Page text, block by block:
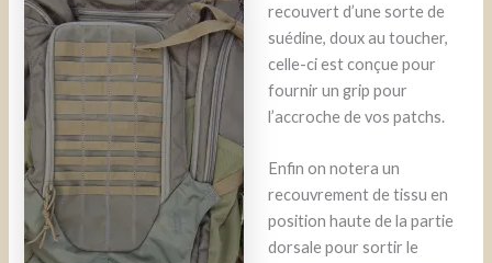
recouvert d’une sorte de
suédine, doux au toucher,
celle-ci est conçue pour
fournir un grip pour
l’accroche de vos patchs.
Enfin on notera un
recouvrement de tissu en
position haute de la partie
dorsale pour sortir le